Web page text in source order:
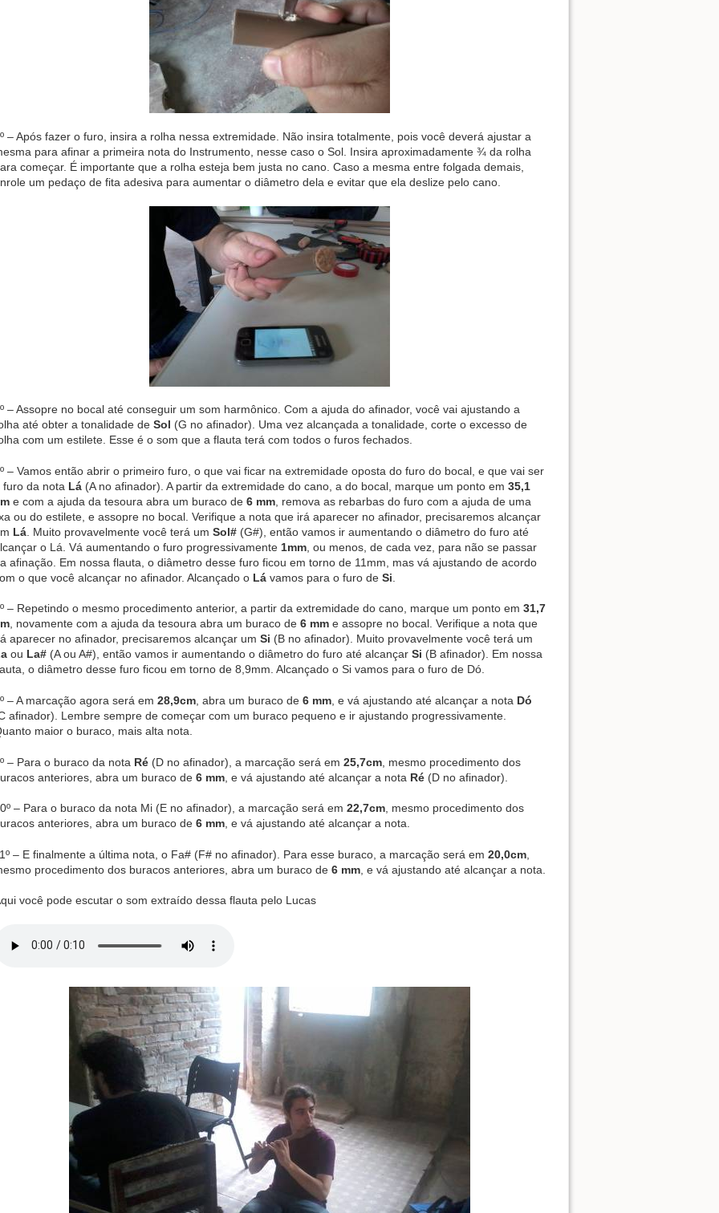
– Após fazer o furo, insira a rolha nessa extremidade. Não insira totalmente, pois você deverá ajustar a
para afinar a primeira nota do Instrumento, nesse caso o Sol. Insira aproximadamente ¾ da rolha
começar. É importante que a rolha esteja bem justa no cano. Caso a mesma entre folgada demais,
um pedaço de fita adesiva para aumentar o diâmetro dela e evitar que ela deslize pelo cano.
– Assopre no bocal até conseguir um som harmônico. Com a ajuda do afinador, você vai ajustando a
até obter a tonalidade de Sol (G no afinador). Uma vez alcançada a tonalidade, corte o excesso de
com um estilete. Esse é o som que a flauta terá com todos o furos fechados.
– Vamos então abrir o primeiro furo, o que vai ficar na extremidade oposta do furo do bocal, e que vai ser
furo da nota Lá (A no afinador). A partir da extremidade do cano, a do bocal, marque um ponto em 35,1
e com a ajuda da tesoura abra um buraco de 6 mm , remova as rebarbas do furo com a ajuda de uma
ou do estilete, e assopre no bocal. Verifique a nota que irá aparecer no afinador, precisaremos alcançar
Lá . Muito provavelmente você terá um Sol# (G#), então vamos ir aumentando o diâmetro do furo até
o Lá. Vá aumentando o furo progressivamente 1mm , ou menos, de cada vez, para não se passar
afinação. Em nossa flauta, o diâmetro desse furo ficou em torno de 11mm, mas vá ajustando de acordo
o que você alcançar no afinador. Alcançado o Lá vamos para o furo de Si
– Repetindo o mesmo procedimento anterior, a partir da extremidade do cano, marque um ponto em 31,7
, novamente com a ajuda da tesoura abra um buraco de 6 mm e assopre no bocal. Verifique a nota que
aparecer no afinador, precisaremos alcançar um Si (B no afinador). Muito provavelmente você terá um
ou La# (A ou A#), então vamos ir aumentando o diâmetro do furo até alcançar Si (B afinador). Em nossa
o diâmetro desse furo ficou em torno de 8,9mm. Alcançado o Si vamos para o furo de Dó.
– A marcação agora será em 28,9cm , abra um buraco de 6 mm , e vá ajustando até alcançar a nota Dó
afinador). Lembre sempre de começar com um buraco pequeno e ir ajustando progressivamente.
maior o buraco, mais alta nota.
– Para o buraco da nota Ré (D no afinador), a marcação será em 25,7cm , mesmo procedimento dos
anteriores, abra um buraco de 6 mm , e vá ajustando até alcançar a nota Ré (D no afinador).
– Para o buraco da nota Mi (E no afinador), a marcação será em 22,7cm , mesmo procedimento dos
anteriores, abra um buraco de 6 mm , e vá ajustando até alcançar a nota.
– E finalmente a última nota, o Fa# (F# no afinador). Para esse buraco, a marcação será em 20,0cm
procedimento dos buracos anteriores, abra um buraco de 6 mm , e vá ajustando até alcançar a nota.
você pode escutar o som extraído dessa flauta pelo Lucas